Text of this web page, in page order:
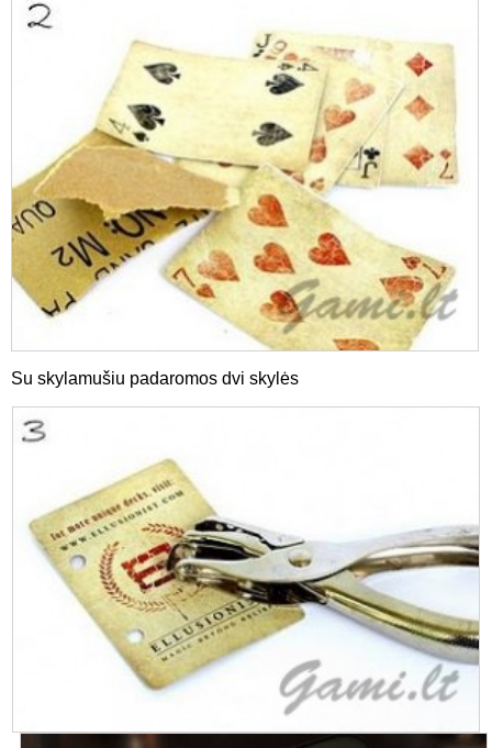
Su skylamušiu padaromos dvi skylės